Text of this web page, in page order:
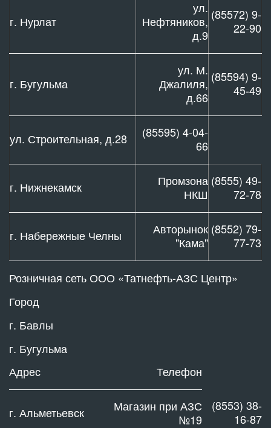
г. Нурлат
ул.
Нефтяников,
д.9
(85572) 9-
22-90
г. Бугульма
ул. М.
Джалиля,
д.66
(85594) 9-
45-49
ул. Строительная, д.28
(85595) 4-04-
66
г. Нижнекамск
Промзона
НКШ
(8555) 49-
72-78
г. Набережные Челны
Авторынок
"Кама"
(8552) 79-
77-73
Розничная сеть ООО «Татнефть-АЗС Центр»
Город
г. Бавлы
г. Бугульма
Адрес
Телефон
г. Альметьевск
Магазин при АЗС
№19
(8553) 38-
16-87